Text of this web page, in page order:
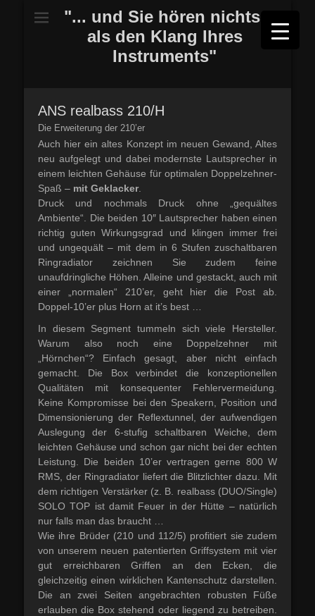
"... und Sie hören nichts,
als den Klang Ihres
Instruments"
ANS realbass 210/H
Die Erweiterung der 210’er
Auch hier ein altes Konzept im neuen Gewand, Altes
neu aufgelegt und dabei modernste Lautsprecher in
einem leichten Gehäuse für optimalen Doppelzehner-
Spaß – mit Geklacker.
Druck und nochmals Druck ohne „gequältes
Ambiente“. Die beiden 10″ Lautsprecher haben einen
richtig guten Wirkungsgrad und klingen immer frei
und ungequält – mit dem in 6 Stufen zuschaltbaren
Ringradiator zeichnen Sie zudem feine
unaufdringliche Höhen. Alleine und gestackt, auch mit
einer „normalen“ 210’er, geht hier die Post ab.
Doppel-10’er plus Horn at it’s best …
In diesem Segment tummeln sich viele Hersteller.
Warum also noch eine Doppelzehner mit
„Hörnchen“? Einfach gesagt, aber nicht einfach
gemacht. Die Box verbindet die konzeptionellen
Qualitäten mit konsequenter Fehlervermeidung.
Keine Kompromisse bei den Speakern, Position und
Dimensionierung der Reflextunnel, der aufwendigen
Auslegung der 6-stufig schaltbaren Weiche, dem
leichten Gehäuse und schon gar nicht bei der echten
Leistung. Die beiden 10’er vertragen gerne 800 W
RMS, der Ringradiator liefert die Blitzlichter dazu. Mit
dem richtigen Verstärker (z. B. realbass (DUO/Single)
SOLO TOP ist damit Feuer in der Hütte – natürlich
nur falls man das braucht …
Wie ihre Brüder (210 und 112/5) profitiert sie zudem
von unserem neuen patentierten Griffsystem mit vier
gut erreichbaren Griffen an den Ecken, die
gleichzeitig einen wirklichen Kantenschutz darstellen.
Die an zwei Seiten angebrachten robusten Füße
erlauben die Box stehend oder liegend zu betreiben.